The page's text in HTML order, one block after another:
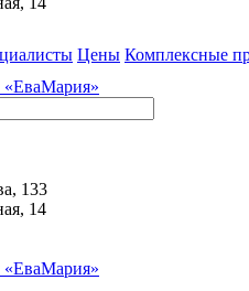
Цены Комплексные
133
14